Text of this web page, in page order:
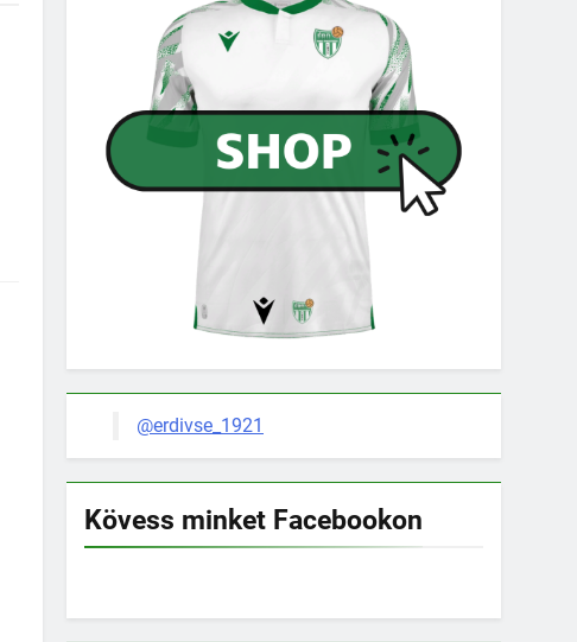
@erdivse_1921
Kövess minket Facebookon